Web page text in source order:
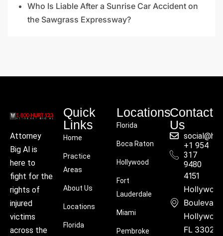
Who Is Liable After a Sunrise Car Accident on
the Sawgrass Expressway?
Attorney
Big Al is
here to
fight for the
rights of
injured
victims
across the
Quick
Links
Home
Practice
Areas
About Us
Locations
Florida
Locations
Florida
Boca Raton
Hollywood
Fort
Lauderdale
Miami
Pembroke
Contact
Us
+1 954
317
9480
4151
Boulevard,
FL 33021